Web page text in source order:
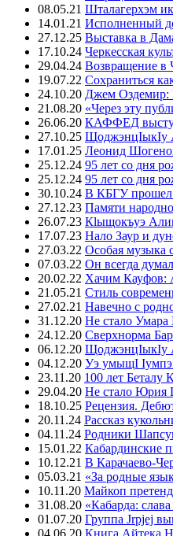
08.05.21 Шталагерхэм
14.01.21 Исполненный
27.12.25 Выставка в
17.10.24 Черкесская
29.04.24 Возвращение в
19.07.22 Сохраниться
24.10.20 Джем Оздемир:
21.08.20 «Через эту
26.06.20 КАФФЕД
27.10.25 ЩоджэнцIыкIу
17.01.25 Леонид
25.12.24 95 лет со дня
25.12.24 95 лет со дня
30.10.24 В КБГУ прошел
27.12.23 Памяти
26.07.23 Кlыщокъуэ
17.07.23 Нало Заур и
27.03.22 Особая музыка
07.03.22 Он всегда
20.02.22 Хачим Кауфов:
21.05.21 Стиль
27.02.21 Навечно с
31.12.20 Не стало
24.12.20 Сверхнорма
06.12.20 ЩоджэнцIыкIу
04.12.20 Уэ умыщI
23.11.20 100 лет Беталу
29.04.20 Не стало Юрия
18.10.25 Рецензия.
20.11.24 Рассказ
04.11.24 Родники
15.01.22 Кабардинские
10.12.21 В Карачаево-
05.03.21 «За родные
10.11.20 Майкоп
31.08.20 «Кабарда:
01.07.20 Группа Jrpjej